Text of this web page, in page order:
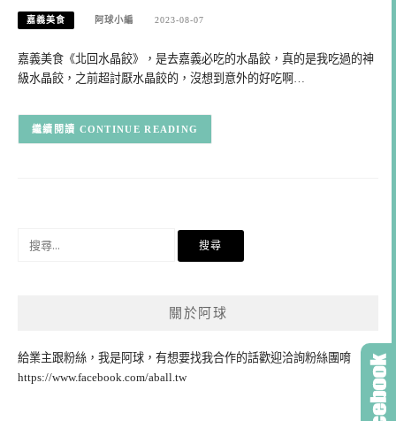
嘉義美食 阿球小編 2023-08-07
嘉義美食《北回水晶餃》，是去嘉義必吃的水晶餃，真的是我吃過的神
級水晶餃，之前超討厭水晶餃的，沒想到意外的好吃啊…
CONTINUE READING
關於阿球
給業主跟粉絲，我是阿球，有想要找我合作的話歡迎洽詢粉絲團唷
https://www.facebook.com/aball.tw